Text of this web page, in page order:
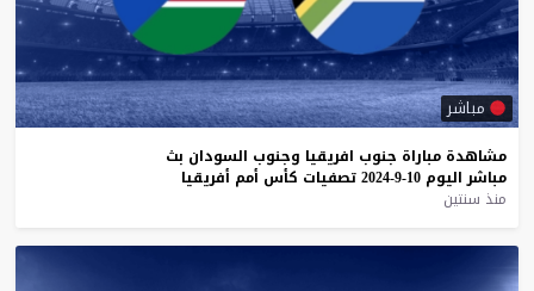
مباشر
مشاهدة مباراة جنوب افريقيا وجنوب السودان بث
مباشر اليوم 10-9-2024 تصفيات كأس أمم أفريقيا
منذ سنتين